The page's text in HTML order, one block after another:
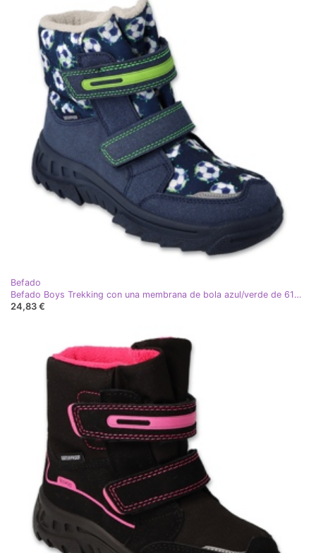
Befado
Befado Boys Trekking con una membrana de bola azul/verde de 615x004
24,83 €